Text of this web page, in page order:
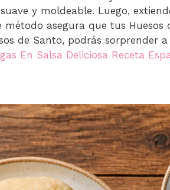
y moldeable. Luego,
método asegura que tus
de Santo, podrás sorprender
En Salsa Deliciosa Receta